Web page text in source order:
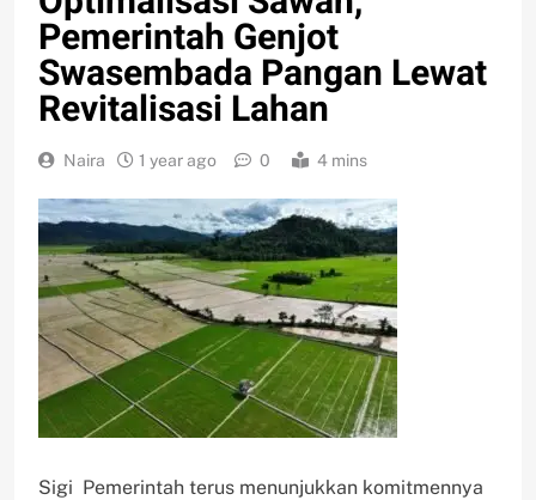
Pemerintah Genjot
Swasembada Pangan Lewat
Revitalisasi Lahan
Naira 1 year ago 0 4 mins
Sigi  Pemerintah terus menunjukkan komitmennya